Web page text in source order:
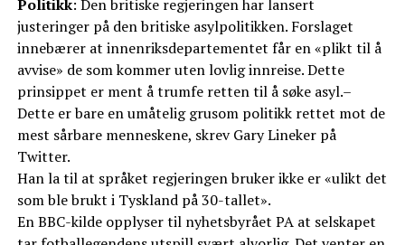
Politikk: Den britiske regjeringen har lansert
justeringer på den britiske asylpolitikken. Forslaget
innebærer at innenriksdepartementet får en «plikt til å
avvise» de som kommer uten lovlig innreise. Dette
prinsippet er ment å trumfe retten til å søke asyl.–
Dette er bare en umåtelig grusom politikk rettet mot de
mest sårbare menneskene, skrev Gary Lineker på
Twitter.
Han la til at språket regjeringen bruker ikke er «ulikt det
som ble brukt i Tyskland på 30-tallet».
En BBC-kilde opplyser til nyhetsbyrået PA at selskapet